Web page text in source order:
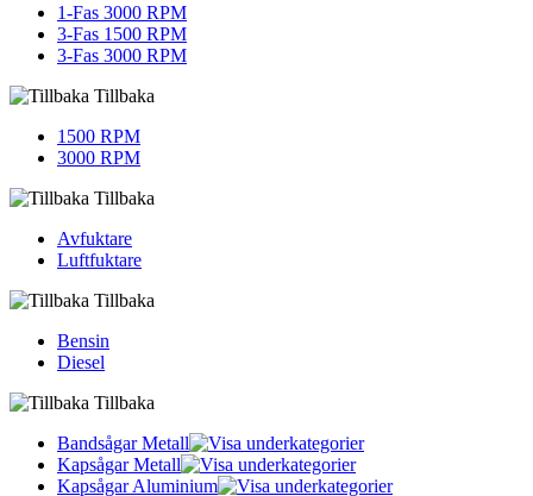
1-Fas 3000 RPM
3-Fas 1500 RPM
3-Fas 3000 RPM
Tillbaka
1500 RPM
3000 RPM
Tillbaka
Avfuktare
Luftfuktare
Tillbaka
Bensin
Diesel
Tillbaka
Bandsågar Metall
Kapsågar Metall
Kapsågar Aluminium